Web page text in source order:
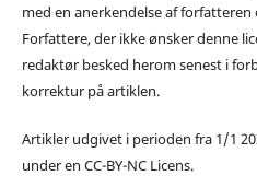
med en anerkendelse af
Forfattere, der ikke ønsker denne
redaktør besked herom senest i
korrektur på artiklen.
Artikler udgivet i perioden fra 1/1
under en CC-BY-NC Licens.